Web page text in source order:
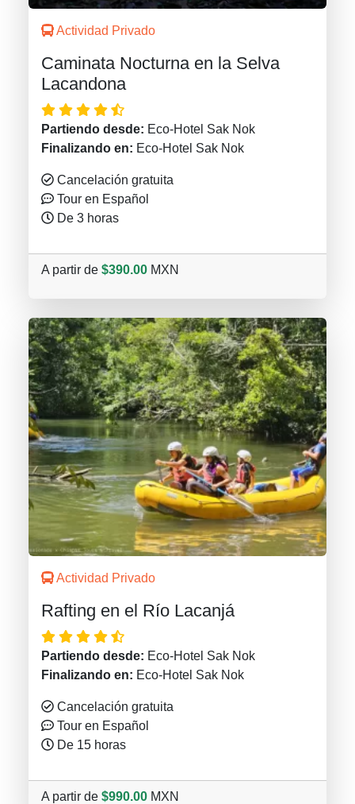
Actividad Privado
Caminata Nocturna en la Selva
Lacandona
Partiendo desde: Eco-Hotel Sak Nok
Finalizando en: Eco-Hotel Sak Nok
Cancelación gratuita
Tour en Español
De 3 horas
A partir de $390.00 MXN
Actividad Privado
Rafting en el Río Lacanjá
Partiendo desde: Eco-Hotel Sak Nok
Finalizando en: Eco-Hotel Sak Nok
Cancelación gratuita
Tour en Español
De 15 horas
A partir de $990.00 MXN